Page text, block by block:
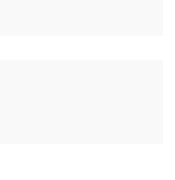
de vida
países y como